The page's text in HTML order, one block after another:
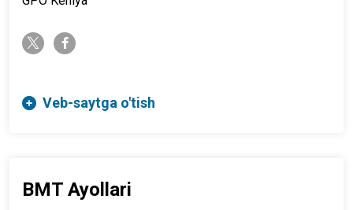
twitter-x facebook-f
Veb-saytga o'tish
BMT Ayollari